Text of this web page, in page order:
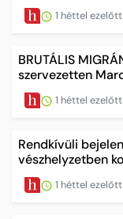
1 héttel ezelőtt
BRUTÁLIS
szervezetten
1 héttel ezelőtt
Rendkívüli
vészhelyzetben
1 héttel ezelőtt